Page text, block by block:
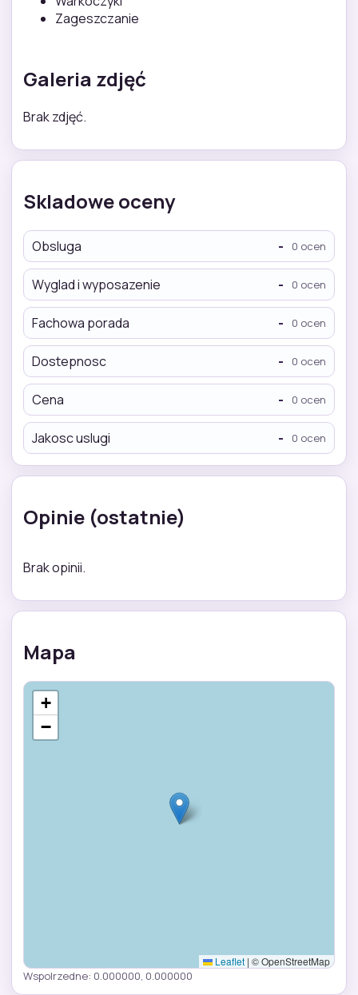
Zageszczanie
Galeria zdjęć
Brak zdjęć.
Skladowe oceny
Obsluga - 0 ocen
Wyglad i wyposazenie - 0 ocen
Fachowa porada - 0 ocen
Dostepnosc - 0 ocen
Cena - 0 ocen
Jakosc uslugi - 0 ocen
Opinie (ostatnie)
Brak opinii.
Mapa
+
−
Leaflet | © OpenStreetMap
Wspolrzedne: 0.000000, 0.000000